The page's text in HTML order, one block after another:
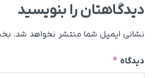
دیدگاهتان را بنویسید
نشانی ایمیل شما منتشر نخواهد شد.
دیدگاه *